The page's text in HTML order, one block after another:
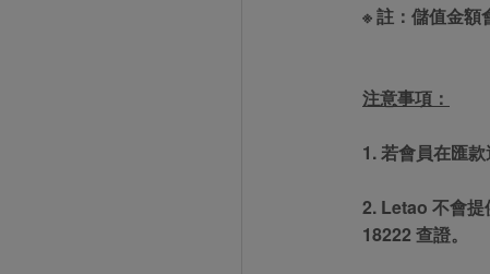
※ 註：儲值金額
注意事項：
1. 若會員在匯
2. Letao 不會提
18222 查證。